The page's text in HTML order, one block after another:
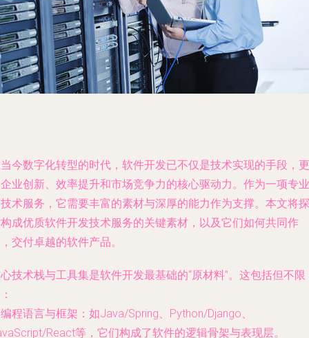
今数字化转型的时代，软件开发已不仅是技术实现的手段，更
业创新、效率提升和市场竞争力的核心驱动力。作为一项专业
术服务，它需要丰富的素材与深厚的能力作为支撑。本文将探
成优质软件开发技术服务的关键素材，以及它们如何共同作
交付卓越的软件产品。
技术栈与工具集是软件开发最基础的“原材料”。这包括但不限
编程语言与框架 ：如Java/Spring、Python/Django、
React等，它们构成了软件的逻辑骨架与表现层。